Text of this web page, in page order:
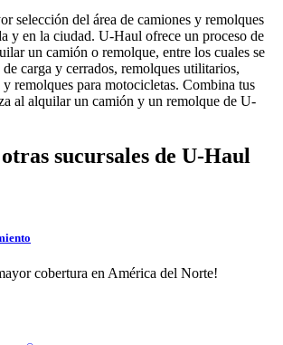
selección del área de camiones y remolques
y en la ciudad. U-Haul ofrece un proceso de
un camión o remolque, entre los cuales se
carga y cerrados, remolques utilitarios,
remolques para motocicletas. Combina tus
al alquilar un camión y un remolque de U-
sucursales de U-Haul
cobertura en América del Norte!